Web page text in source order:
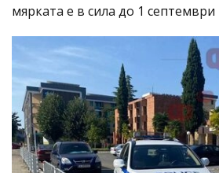
мярката е в сила до 1 септември